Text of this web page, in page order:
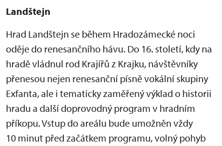
Landštejn
Hrad Landštejn se během Hradozámecké noci
oděje do renesančního hávu. Do 16. století, kdy na
hradě vládnul rod Krajířů z Krajku, návštěvníky
přenesou nejen renesanční písně vokální skupiny
Exfanta, ale i tematicky zaměřený výklad o historii
hradu a další doprovodný program v hradním
příkopu. Vstup do areálu bude umožněn vždy
10 minut před začátkem programu, volný pohyb